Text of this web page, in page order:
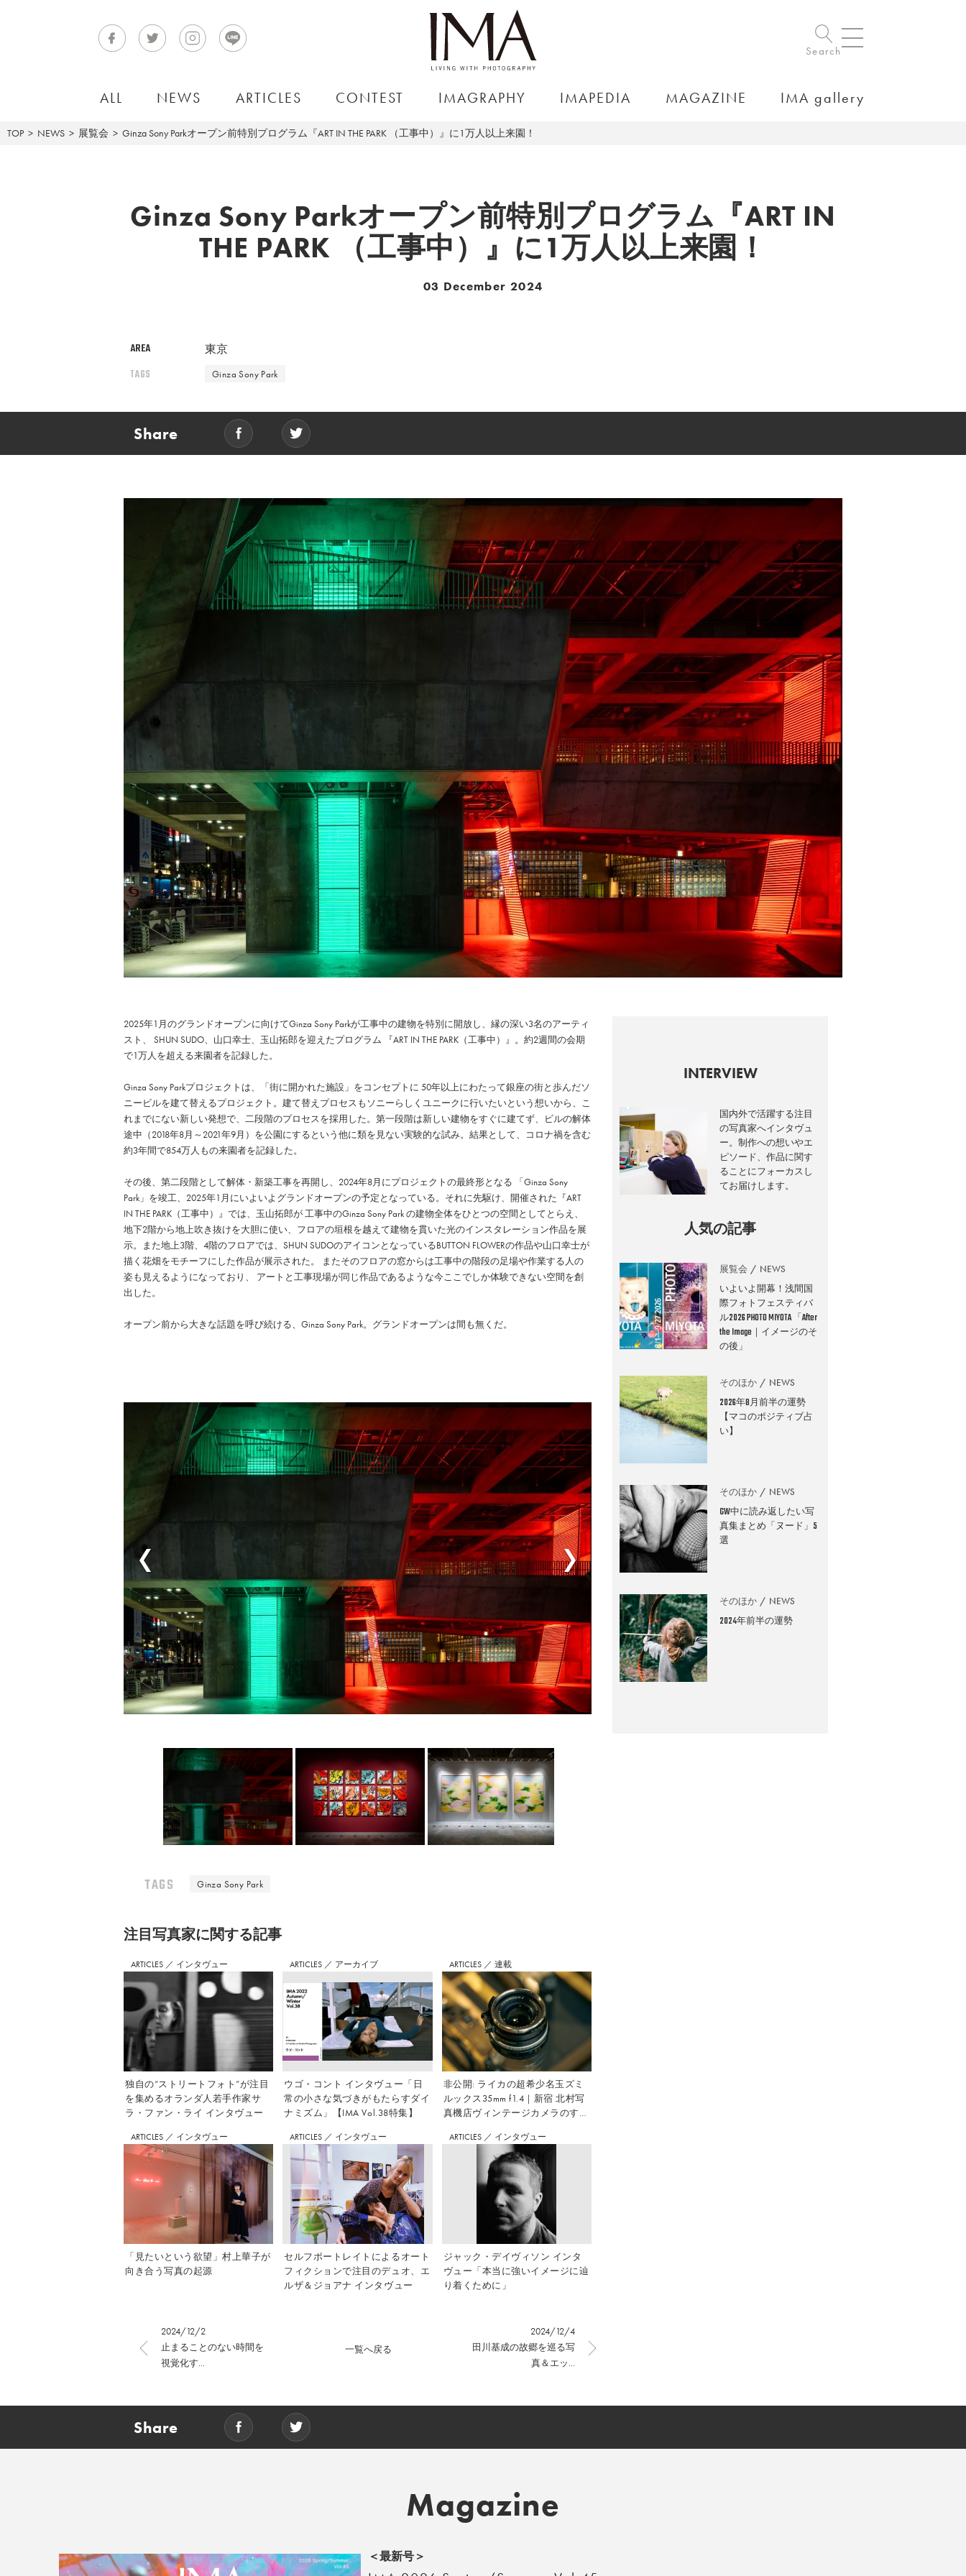
Search
ALL NEWS ARTICLES CONTEST IMAGRAPHY IMAPEDIA MAGAZINE IMA gallery
TOP NEWS 展覧会 Ginza Sony Parkオープン前特別プログラム『ART IN THE PARK （工事中）』に1万人以上来園！
Ginza Sony Parkオープン前特別プログラム『ART IN
THE PARK （工事中）』に1万人以上来園！
03 December 2024
AREA 東京
TAGS Ginza Sony Park
Share
2025年1月のグランドオープンに向けてGinza Sony Parkが工事中の建物を特別に開放し、縁の深い3名のアーティ
スト、 SHUN SUDO、山口幸士、玉山拓郎を迎えたプログラム 『ART IN THE PARK（工事中）』。約2週間の会期
で1万人を超える来園者を記録した。
Ginza Sony Parkプロジェクトは、「街に開かれた施設」をコンセプトに 50年以上にわたって銀座の街と歩んだソ
ニービルを建て替えるプロジェクト。建て替えプロセスもソニーらしくユニークに行いたいという想いから、こ
れまでにない新しい発想で、二段階のプロセスを採用した。第一段階は新しい建物をすぐに建てず、ビルの解体
途中（2018年8月～2021年9月）を公園にするという他に類を見ない実験的な試み。結果として、コロナ禍を含む
約3年間で854万人もの来園者を記録した。
その後、第二段階として解体・新築工事を再開し、2024年8月にプロジェクトの最終形となる 「Ginza Sony
Park」を竣工、2025年1月にいよいよグランドオープンの予定となっている。それに先駆け、開催された『ART
IN THE PARK（工事中）』では、玉山拓郎が 工事中のGinza Sony Park の建物全体をひとつの空間としてとらえ、
地下2階から地上吹き抜けを大胆に使い、フロアの垣根を越えて建物を貫いた光のインスタレーション作品を展
示。また地上3階、4階のフロアでは、SHUN SUDOのアイコンとなっているBUTTON FLOWERの作品や山口幸士が
描く花畑をモチーフにした作品が展示された。 またそのフロアの窓からは工事中の階段の足場や作業する人の
姿も見えるようになっており、 アートと工事現場が同じ作品であるような今ここでしか体験できない空間を創
出した。
オープン前から大きな話題を呼び続ける、Ginza Sony Park。グランドオープンは間も無くだ。
TAGS Ginza Sony Park
注⽬写真家に関する記事
ARTICLES ／ インタヴュー
独自の“ストリートフォト”が注目
を集めるオランダ人若手作家サ
ラ・ファン・ライ インタヴュー
ARTICLES ／ アーカイブ
ウゴ・コント インタヴュー「日
常の小さな気づきがもたらすダイ
ナミズム」【IMA Vol.38特集】
ARTICLES ／ 連載
非公開: ライカの超希少名玉ズミ
ルックス35mm f1.4｜新宿 北村写
真機店ヴィンテージカメラのすす
ARTICLES ／ インタヴュー
「見たいという欲望」村上華子が
向き合う写真の起源
ARTICLES ／ インタヴュー
セルフポートレイトによるオート
フィクションで注目のデュオ、エ
ルザ＆ジョアナ インタヴュー
ARTICLES ／ インタヴュー
ジャック・デイヴィソン インタ
ヴュー「本当に強いイメージに辿
り着くために」
2024/12/2
止まることのない時間を
視覚化す...
2024/12/4
田川基成の故郷を巡る写
真＆エッ...
一覧へ戻る
INTERVIEW
国内外で活躍する注目
の写真家へインタヴュ
ー。制作への想いやエ
ピソード、作品に関す
ることにフォーカスし
てお届けします。
人気の記事
展覧会 NEWS
いよいよ開幕！浅間国
際フォトフェスティバ
ル2026 PHOTO MIYOTA 「After
the Image｜イメージのそ
の後」
そのほか NEWS
2026年8月前半の運勢
【マコのポジティブ占
い】
そのほか NEWS
GW中に読み返したい写
真集まとめ「ヌード」5
選
そのほか NEWS
2024年前半の運勢
Share
Magazine
＜最新号＞